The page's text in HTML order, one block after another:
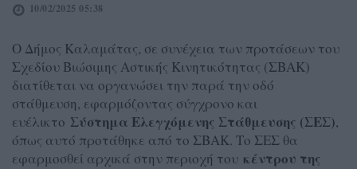
10/02/2025 05:38
Ο Δήμος Καλαμάτας, σε συνέχεια των προτάσεων του
Σχεδίου Βιώσιμης Αστικής Κινητικότητας (ΣΒΑΚ)
διατίθεται να οργανώσει την παρά την οδό
στάθμευση, εφαρμόζοντας σύγχρονο και
ευέλικτο Σύστημα Ελεγχόμενης Στάθμευσης (ΣΕΣ),
όπως αυτό προτάθηκε από το ΣΒΑΚ. Το ΣΕΣ θα
εφαρμοσθεί αρχικά στην περιοχή του κέντρου της